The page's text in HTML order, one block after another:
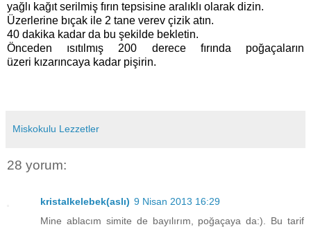
yağlı kağıt serilmiş fırın tepsisine aralıklı olarak dizin.
Üzerlerine bıçak ile 2 tane verev çizik atın.
40 dakika kadar da bu şekilde bekletin.
Önceden ısıtılmış 200 derece fırında poğaçaların
üzeri kızarıncaya kadar pişirin.
Miskokulu Lezzetler
28 yorum:
kristalkelebek(aslı) 9 Nisan 2013 16:29
Mine ablacım simite de bayılırım, poğaçaya da:). Bu tarif